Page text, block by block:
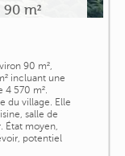
m²
90 m²,
incluant une
570 m².
du village. Elle
salle de
État moyen,
potentiel